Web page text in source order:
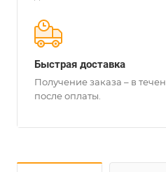
Быстрая доставка
Получение заказа – в
после оплаты.